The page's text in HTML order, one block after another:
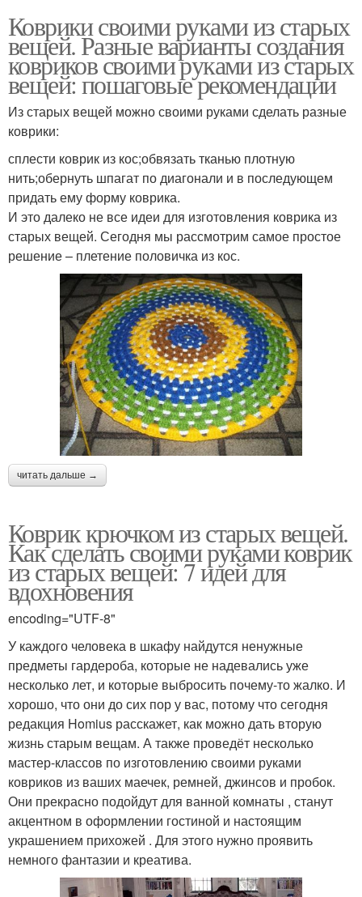
Коврики своими руками из старых
вещей. Разные варианты создания
ковриков своими руками из старых
вещей: пошаговые рекомендации
Из старых вещей можно своими руками сделать разные
коврики:
сплести коврик из кос;обвязать тканью плотную
нить;обернуть шпагат по диагонали и в последующем
придать ему форму коврика.
И это далеко не все идеи для изготовления коврика из
старых вещей. Сегодня мы рассмотрим самое простое
решение – плетение половичка из кос.
читать дальше →
Коврик крючком из старых вещей.
Как сделать своими руками коврик
из старых вещей: 7 идей для
вдохновения
encoding="UTF-8"
У каждого человека в шкафу найдутся ненужные
предметы гардероба, которые не надевались уже
несколько лет, и которые выбросить почему-то жалко. И
хорошо, что они до сих пор у вас, потому что сегодня
редакция Homius расскажет, как можно дать вторую
жизнь старым вещам. А также проведёт несколько
мастер-классов по изготовлению своими руками
ковриков из ваших маечек, ремней, джинсов и пробок.
Они прекрасно подойдут для ванной комнаты , станут
акцентном в оформлении гостиной и настоящим
украшением прихожей . Для этого нужно проявить
немного фантазии и креатива.